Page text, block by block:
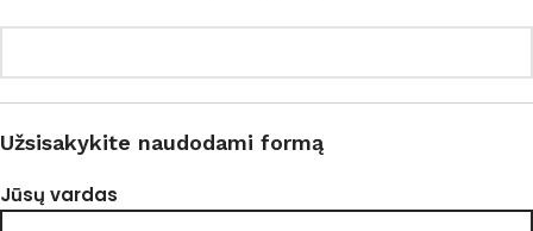
Užsisakykite naudodami formą
Jūsų vardas